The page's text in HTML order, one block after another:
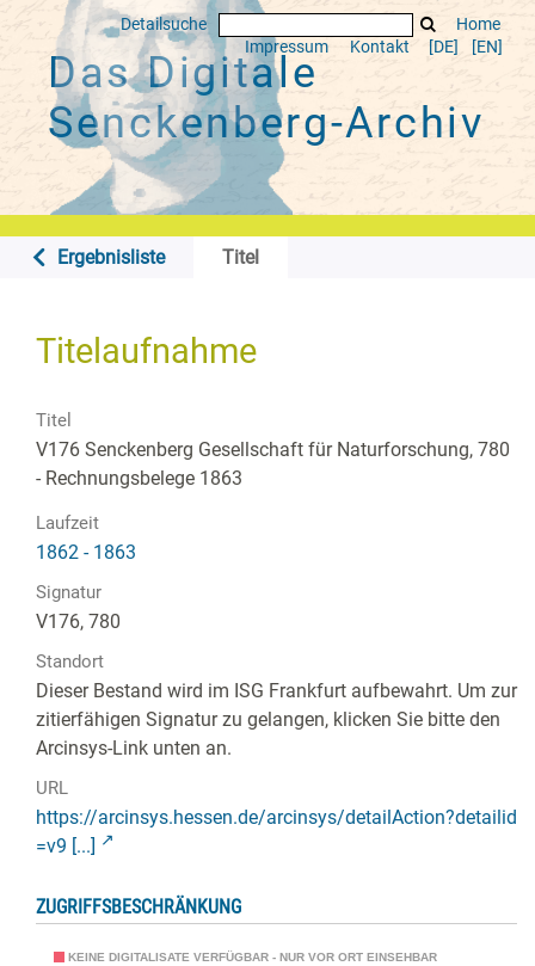
Detailsuche
Home
Impressum
Kontakt [DE] [EN]
Das Digitale
Senckenberg-Archiv
Ergebnisliste Titel
Titelaufnahme
Titel
V176 Senckenberg Gesellschaft für Naturforschung, 780
- Rechnungsbelege 1863
Laufzeit
1862 - 1863
Signatur
V176, 780
Standort
Dieser Bestand wird im ISG Frankfurt aufbewahrt. Um zur
zitierfähigen Signatur zu gelangen, klicken Sie bitte den
Arcinsys-Link unten an.
URL
https://arcinsys.hessen.de/arcinsys/detailAction?detailid
=v9 [...]
ZUGRIFFSBESCHRÄNKUNG
KEINE DIGITALISATE VERFÜGBAR - NUR VOR ORT EINSEHBAR